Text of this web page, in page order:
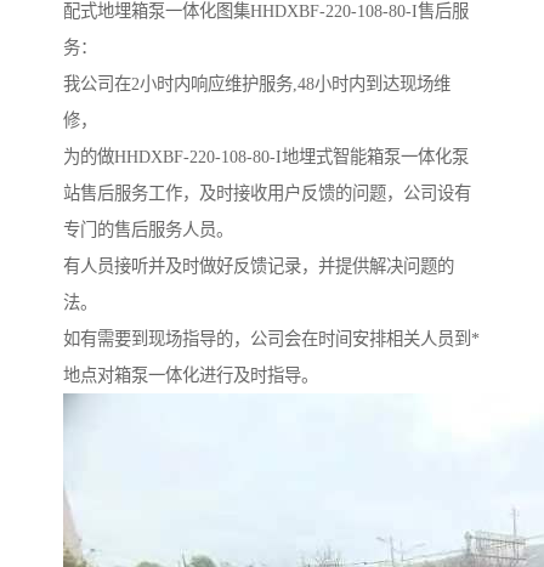
配式地埋箱泵一体化图集HHDXBF-220-108-80-I售后服
务：
我公司在2小时内响应维护服务,48小时内到达现场维
修，
为的做HHDXBF-220-108-80-I地埋式智能箱泵一体化泵
站售后服务工作，及时接收用户反馈的问题，公司设有
专门的售后服务人员。
有人员接听并及时做好反馈记录，并提供解决问题的
法。
如有需要到现场指导的，公司会在时间安排相关人员到*
地点对箱泵一体化进行及时指导。